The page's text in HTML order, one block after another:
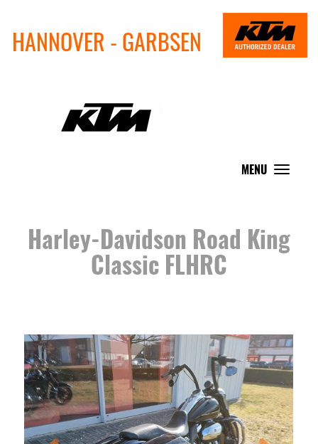
HANNOVER - GARBSEN
MENU
Toggle
Harley-Davidson Road King
Classic FLHRC